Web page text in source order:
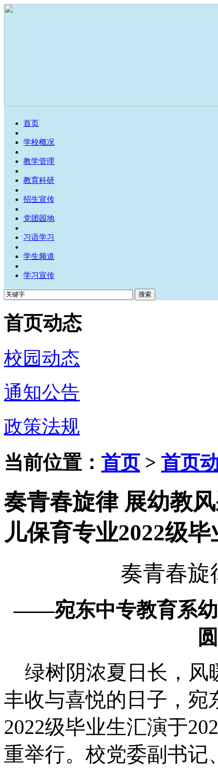
首页
学校概况
教学管理
教育科研
招生宣传
党团园地
习语学习
学生频道
学习宣传
首页动态
校园动态
通知公告
政策法规
当前位置： 首页> 首页
奏青春旋律 展幼教
儿保育专业2022级
奏青春旋
——宛东中专教育系幼
绿树阴浓夏日长，风
丰收与喜悦的日子，宛
2022级毕业生汇演于
重举行。校党委副书记